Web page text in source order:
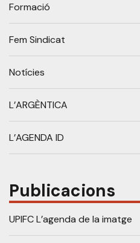
Formació
Fem Sindicat
Notícies
L’ARGÈNTICA
L’AGENDA ID
Publicacions
UPIFC L’agenda de la imatge